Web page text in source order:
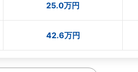
25.0万円
42.6万円